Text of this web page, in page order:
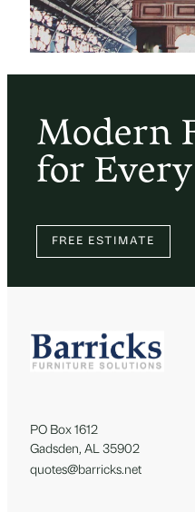
Modern
for Every
FREE ESTIMATE
PO Box 1612
Gadsden, AL 35902
quotes@barricks.net